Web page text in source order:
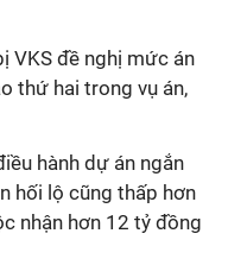
VKS đề nghị mức án
thứ hai trong vụ án,
hành dự án ngắn
hối lộ cũng thấp hơn
nhận hơn 12 tỷ đồng